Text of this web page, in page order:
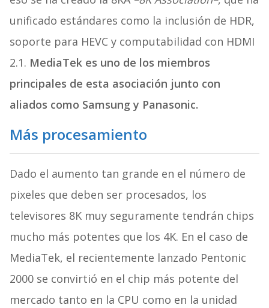
unificado estándares como la inclusión de HDR,
soporte para HEVC y computabilidad con HDMI
2.1. MediaTek es uno de los miembros
principales de esta asociación junto con
aliados como Samsung y Panasonic.
Más procesamiento
Dado el aumento tan grande en el número de
pixeles que deben ser procesados, los
televisores 8K muy seguramente tendrán chips
mucho más potentes que los 4K. En el caso de
MediaTek, el recientemente lanzado Pentonic
2000 se convirtió en el chip más potente del
mercado tanto en la CPU como en la unidad